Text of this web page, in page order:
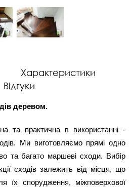
Характеристики
Відгуки
деревом.
та практична в використанні -
Ми виготовляємо прямі одно
та багато маршеві сходи. Вибір
сходів залежить від місця, що
їх спорудження, міжповерхової